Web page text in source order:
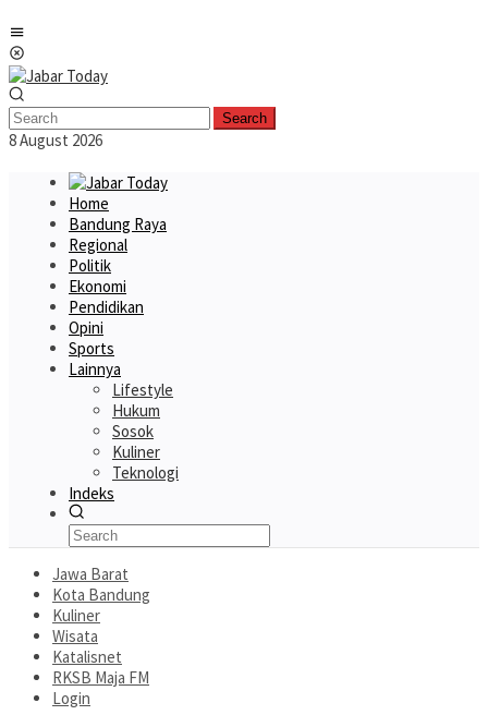
to
content
Search
8 August 2026
Home
Bandung Raya
Regional
Politik
Ekonomi
Pendidikan
Opini
Sports
Lainnya
Lifestyle
Hukum
Sosok
Kuliner
Teknologi
Indeks
Jawa Barat
Kota Bandung
Kuliner
Wisata
Katalisnet
RKSB Maja FM
Login